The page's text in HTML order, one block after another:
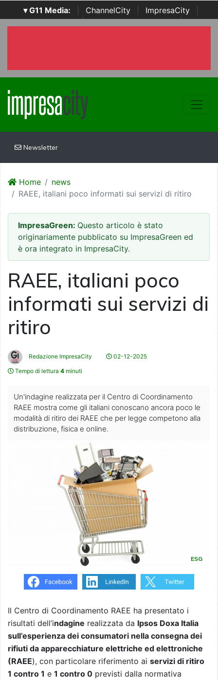
▾ G11 Media: ChannelCity ImpresaCity
SecurityOpenLab | Italian Channel Awards | Italian
Newsletter
Home
news
RAEE, italiani poco informati sui servizi di ritiro
ImpresaGreen: Questo articolo è stato
originariamente pubblicato su ImpresaGreen ed
è ora integrato in ImpresaCity.
RAEE, italiani poco
informati sui servizi di
ritiro
Redazione ImpresaCity
02-12-2025
Tempo di lettura 4 minuti
Un'indagine realizzata per il Centro di Coordinamento
RAEE mostra come gli italiani conoscano ancora poco le
modalità di ritiro dei RAEE che per legge competono alla
distribuzione, fisica e online.
ESG
Il Centro di Coordinamento RAEE ha presentato i
risultati dell’indagine realizzata da Ipsos Doxa Italia
sull’esperienza dei consumatori nella consegna dei
rifiuti da apparecchiature elettriche ed elettroniche
(RAEE), con particolare riferimento ai servizi di ritiro
1 contro 1 e 1 contro 0 previsti dalla normativa